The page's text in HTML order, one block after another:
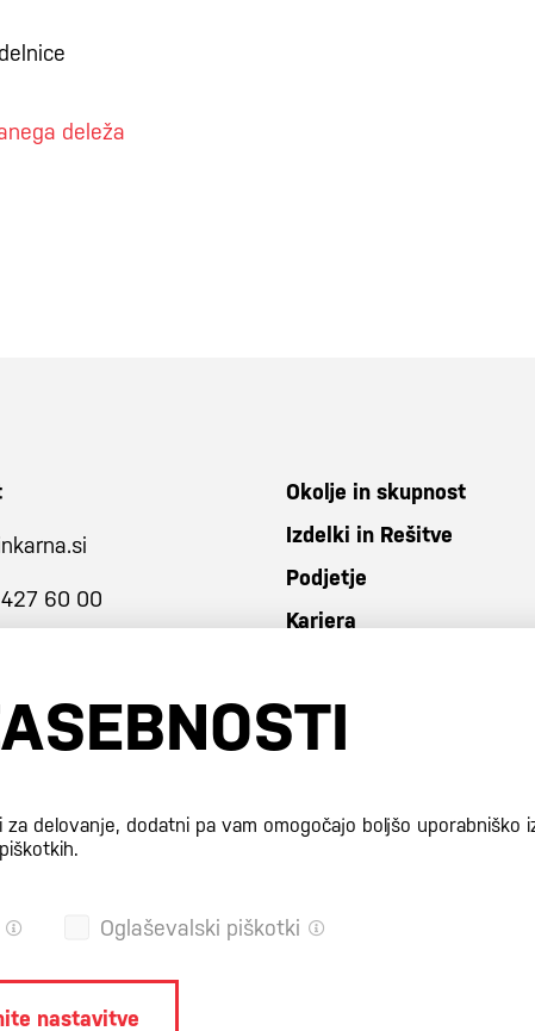
deleža
60 00
Okolje in skupnost
Izdelki in Rešitve
Podjetje
Kariera
delovanje, dodatni pa vam omogočajo boljšo uporabniško
Oglaševalski piškotki
nastavitve